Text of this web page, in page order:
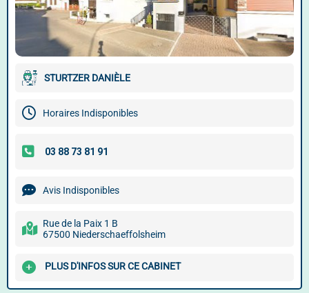
STURTZER DANIÈLE
Horaires Indisponibles
Avis Indisponibles
Rue de la Paix 1 B
67500 Niederschaeffolsheim
PLUS D'INFOS SUR CE CABINET